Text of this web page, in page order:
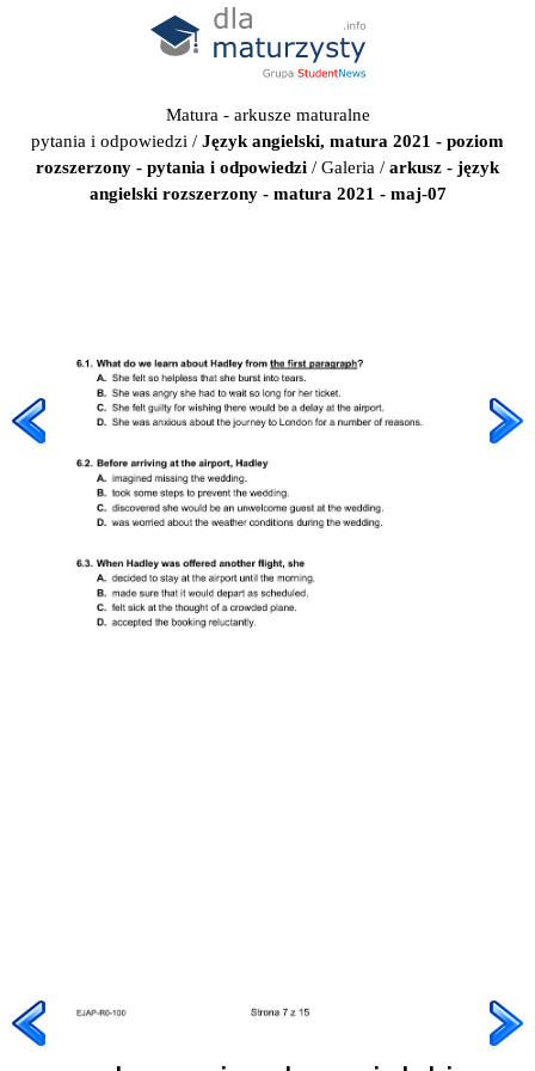
Matura - arkusze maturalne
pytania i odpowiedzi / Język angielski, matura 2021 - poziom
rozszerzony - pytania i odpowiedzi / Galeria / arkusz - język
angielski rozszerzony - matura 2021 - maj-07